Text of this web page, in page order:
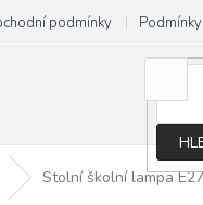
podmínky
Stolní školní lampa